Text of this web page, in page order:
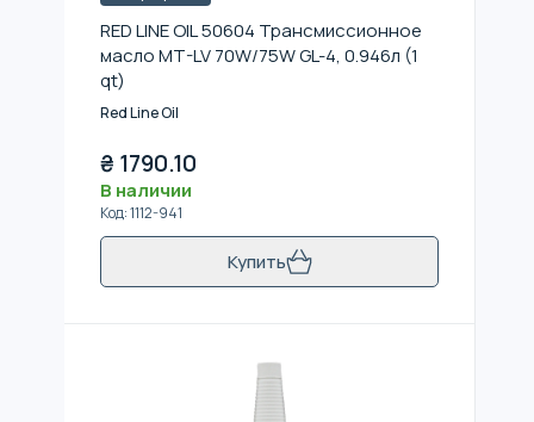
RED LINE OIL 50604 Трансмиссионное
масло MT-LV 70W/75W GL-4, 0.946л (1
qt)
Red Line Oil
₴ 1790.10
В наличии
Код:1112-941
Купить